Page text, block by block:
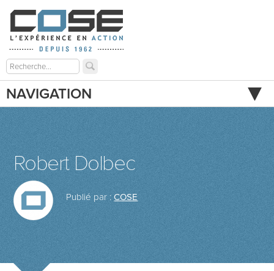
NAVIGATION
Robert Dolbec
Publié par :COSE